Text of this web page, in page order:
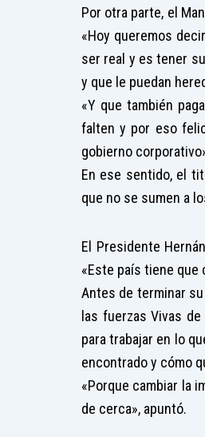
Por otra parte, el
«Hoy queremos
ser real y es tener
y que le puedan
«Y que también
falten y por eso
gobierno
En ese sentido, el
que no se sumen a
El Presidente
«Este país tiene que
Antes de terminar
las fuerzas Vivas
para trabajar en lo
encontrado y cómo
«Porque cambiar la
de cerca», apuntó.